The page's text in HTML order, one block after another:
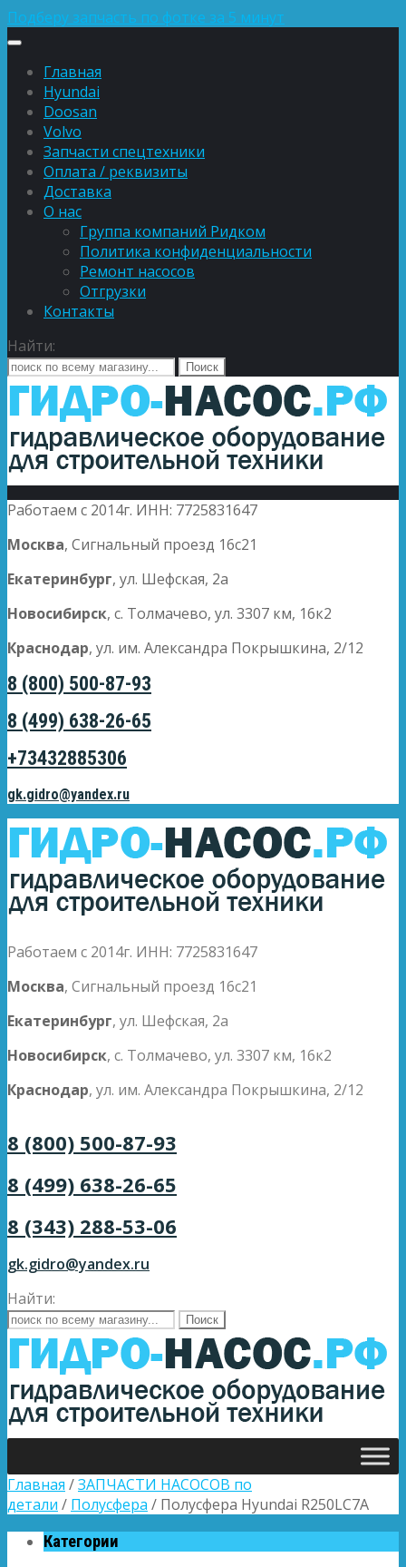
Подберу запчасть по фотке за 5 минут
Главная
Hyundai
Doosan
Volvo
Запчасти спецтехники
Оплата / реквизиты
Доставка
О нас
Группа компаний Ридком
Политика конфиденциальности
Ремонт насосов
Отгрузки
Контакты
Найти:
Работаем с 2014г. ИНН: 7725831647
Москва, Сигнальный проезд 16с21
Екатеринбург, ул. Шефская, 2а
Новосибирск, с. Толмачево, ул. 3307 км, 16к2
Краснодар, ул. им. Александра Покрышкина, 2/12
8 (800) 500-87-93
8 (499) 638-26-65
+73432885306
gk.gidro@yandex.ru
Работаем с 2014г. ИНН: 7725831647
Москва, Сигнальный проезд 16с21
Екатеринбург, ул. Шефская, 2а
Новосибирск, с. Толмачево, ул. 3307 км, 16к2
Краснодар, ул. им. Александра Покрышкина, 2/12
8 (800) 500-87-93
8 (499) 638-26-65
8 (343) 288-53-06
gk.gidro@yandex.ru
Найти:
Главная /ЗАПЧАСТИ НАСОСОВ по
детали / Полусфера / Полусфера Hyundai R250LC7A
Категории